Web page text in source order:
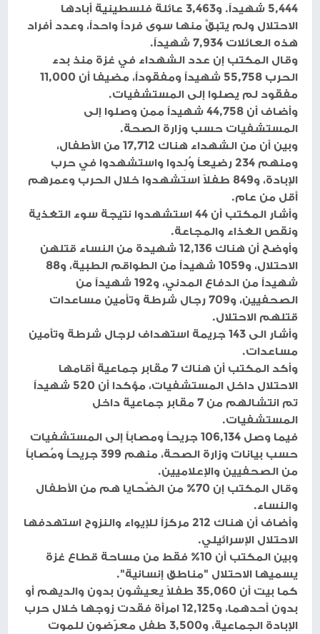
5,444 شهيداً. و3,463 عائلة فلسطينية أبادها
الاحتلال ولم يتبقَّ منها سوى فرداً واحداً، وعدد أفراد
هذه العائلات 7,934 شهيداً.
وقال المكتب إن عدد الشهداء في غزة منذ بدء
الحرب 55,758 شهيداً ومفقوداً، مضيفا أن 11,000
مفقود لم يصلوا إلى المستشفيات.
وأضاف أن 44,758 شهيداً ممن وصلوا إلى
المستشفيات حسب وزارة الصحة.
وبين أن من الشهداء هناك 17,712 من الأطفال،
ومنهم 234 رضيعاً وُلِدوا واستشهدوا في حرب
الإبادة، و849 طفلاً استشهدوا خلال الحرب وعمرهم
أقل من عام.
وأشار المكتب أن 44 استشهدوا نتيجة سوء التغذية
ونقص الغذاء والمجاعة.
وأوضح أن هناك 12,136 شهيدة من النساء قتلهن
الاحتلال، و1059 شهيداً من الطواقم الطبية، و88
شهيداً من الدفاع المدني، و192 شهيداً من
الصحفيين، و709 رجال شرطة وتأمين مساعدات
قتلهم الاحتلال.
وأشار الى 143 جريمة استهداف لرجال شرطة وتأمين
مساعدات.
وأكد المكتب أن هناك 7 مقابر جماعية أقامها
الاحتلال داخل المستشفيات، مؤكدا أن 520 شهيداً
تم انتشالهم من 7 مقابر جماعية داخل
المستشفيات.
فيما وصل 106,134 جريحاً ومصاباً إلى المستشفيات
حسب بيانات وزارة الصحة، منهم 399 جريحاً ومُصاباً
من الصحفيين والإعلاميين.
وقال المكتب إن 70% من الضَّحايا هم من الأطفال
والنساء.
وأضاف أن هناك 212 مركزاً للإيواء والنزوح استهدفها
الاحتلال الإسرائيلي.
وبين المكتب أن 10% فقط من مساحة قطاع غزة
يسميها الاحتلال "مناطق إنسانية".
كما بيت أن 35,060 طفلاً يعيشون بدون والديهم أو
بدون أحدهما، و12,125 امرأة فقدت زوجها خلال حرب
الإبادة الجماعية، و3,500 طفل معرّضون للموت